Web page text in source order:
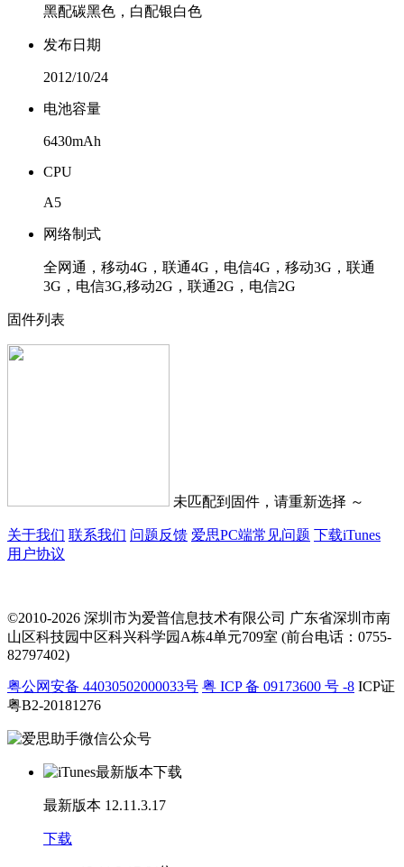
黑配碳黑色，白配银白色
发布日期
2012/10/24
电池容量
6430mAh
CPU
A5
网络制式
全网通，移动4G，联通4G，电信4G，移动3G，联通
3G，电信3G,移动2G，联通2G，电信2G
固件列表
未匹配到固件，请重新选择 ～
关于我们 联系我们 问题反馈 爱思PC端常见问题 下载iTunes
用户协议
©2010-2026 深圳市为爱普信息技术有限公司 广东省深圳市南
山区科技园中区科兴科学园A栋4单元709室 (前台电话：0755-
82797402)
粤公网安备 44030502000033号 粤 ICP 备 09173600 号 -8 ICP证
粤B2-20181276
最新版本 12.11.3.17
下载